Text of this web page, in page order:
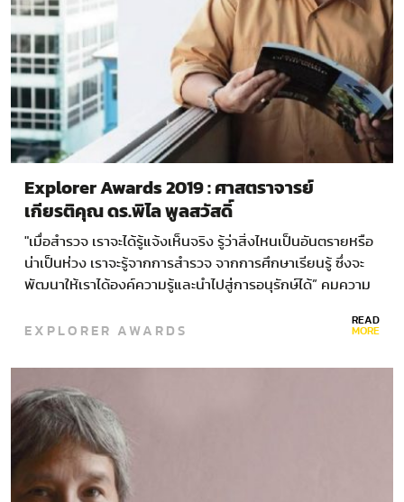
Explorer Awards 2019 : ศาสตราจารย์
เกียรติคุณ ดร.พิไล พูลสวัสดิ์
"เมื่อสำรวจ เราจะได้รู้แจ้งเห็นจริง รู้ว่าสิ่งไหนเป็นอันตรายหรือ
น่าเป็นห่วง เราจะรู้จากการสำรวจ จากการศึกษาเรียนรู้ ซึ่งจะ
พัฒนาให้เราได้องค์ความรู้และนำไปสู่การอนุรักษ์ได้” คมความ
EXPLORER AWARDS READ
MORE